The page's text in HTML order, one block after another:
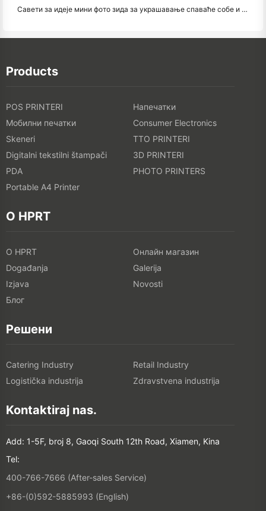
Савети за идеје мини фото зида за украшавање спаваће собе и спаваће собе
Products
POS PRINTERI
Напечатки
Мобилни печатки
Consumer Electronics
Skeneri
TTO PRINTERI
Digitalni tekstilni štampači
3D PRINTERI
PDA
PHOTO PRINTERS
Portable A4 Printer
O HPRT
O HPRT
Онлайн магазин
Događanja
Galerija
Izjava
Novosti
Блог
Решени
Catering Industry
Retail Industry
Logistička industrija
Zdravstvena industrija
Kontaktiraj nas.
Add: 1-5F, broj 8, Gaoqi South 12th Road, Xiamen, Kina
Tel:
400-766-7666 (After-sales Service)
+86-(0)592-5885993 (English)